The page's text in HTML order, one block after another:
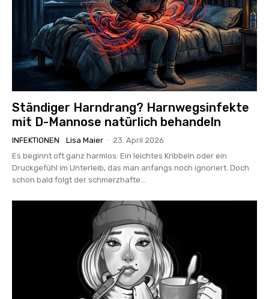
Ständiger Harndrang? Harnwegsinfekte
mit D-Mannose natürlich behandeln
INFEKTIONEN Lisa Maier - 23. April 2026
Es beginnt oft ganz harmlos: Ein leichtes Kribbeln oder ein
Druckgefühl im Unterleib, das man anfangs noch ignoriert. Doch
schon bald folgt der schmerzhafte...